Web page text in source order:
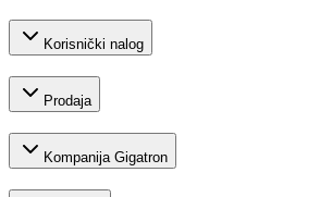
Korisnički nalog
Prodaja
Kompanija Gigatron